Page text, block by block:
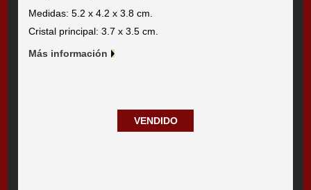
Medidas: 5.2 x 4.2 x 3.8 cm.
Cristal principal: 3.7 x 3.5 cm.
Más información
VENDIDO